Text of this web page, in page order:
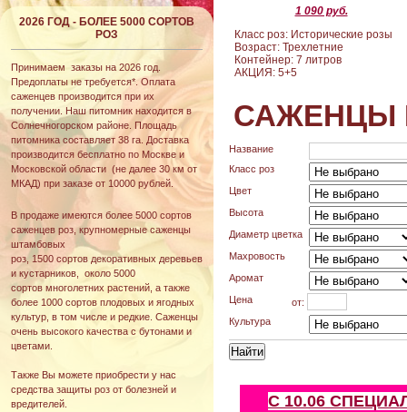
2026 ГОД - БОЛЕЕ 5000 СОРТОВ
РОЗ
Принимаем заказы на 2026 год.
Предоплаты не требуется*. Оплата
саженцев производится при их
получении. Наш питомник находится в
Солнечногорском районе. Площадь
питомника составляет 38 га. Доставка
производится бесплатно по Москве и
Московской области (не далее 30 км от
МКАД) при заказе от 10000 рублей.
В продаже имеются более 5000 сортов
саженцев роз, крупномерные саженцы
штамбовых
роз, 1500 сортов декоративных деревьев
и кустарников, около 5000
сортов многолетних растений, а также
более 1000 сортов плодовых и ягодных
культур, в том числе и редкие. Саженцы
очень высокого качества с бутонами и
цветами.
Также Вы можете приобрести у нас
средства защиты роз от болезней и
вредителей.
1 090 руб.
Класс роз: Исторические розы
Возраст: Трехлетние
Контейнер: 7 литров
АКЦИЯ: 5+5
САЖЕНЦЫ
Название
Класс роз
Цвет
Высота
Диаметр цветка
Махровость
Аромат
Цена
от:
Культура
С 10.06